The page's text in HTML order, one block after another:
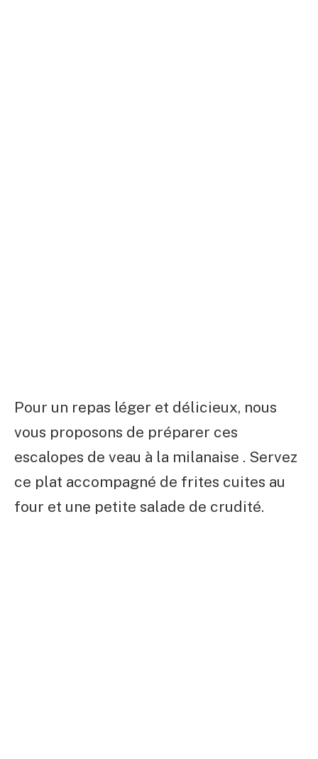
Pour un repas léger et délicieux, nous
vous proposons de préparer ces
escalopes de veau à la milanaise . Servez
ce plat accompagné de frites cuites au
four et une petite salade de crudité.